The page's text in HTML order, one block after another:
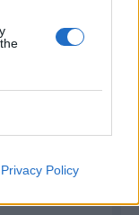
Privacy Policy
Bonus/Malus